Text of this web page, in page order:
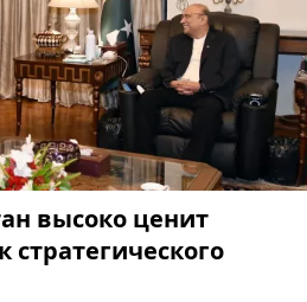
высоко ценит